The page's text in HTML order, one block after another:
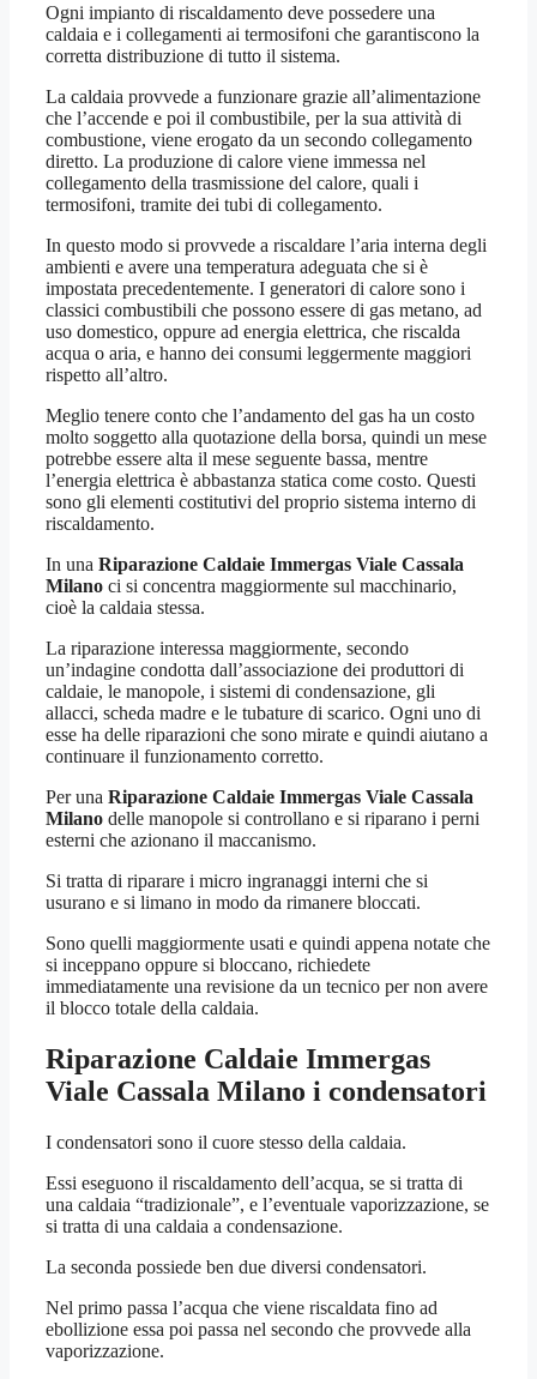
Ogni impianto di riscaldamento deve possedere una
caldaia e i collegamenti ai termosifoni che garantiscono la
corretta distribuzione di tutto il sistema.
La caldaia provvede a funzionare grazie all’alimentazione
che l’accende e poi il combustibile, per la sua attività di
combustione, viene erogato da un secondo collegamento
diretto. La produzione di calore viene immessa nel
collegamento della trasmissione del calore, quali i
termosifoni, tramite dei tubi di collegamento.
In questo modo si provvede a riscaldare l’aria interna degli
ambienti e avere una temperatura adeguata che si è
impostata precedentemente. I generatori di calore sono i
classici combustibili che possono essere di gas metano, ad
uso domestico, oppure ad energia elettrica, che riscalda
acqua o aria, e hanno dei consumi leggermente maggiori
rispetto all’altro.
Meglio tenere conto che l’andamento del gas ha un costo
molto soggetto alla quotazione della borsa, quindi un mese
potrebbe essere alta il mese seguente bassa, mentre
l’energia elettrica è abbastanza statica come costo. Questi
sono gli elementi costitutivi del proprio sistema interno di
riscaldamento.
In una Riparazione Caldaie Immergas Viale Cassala
Milano ci si concentra maggiormente sul macchinario,
cioè la caldaia stessa.
La riparazione interessa maggiormente, secondo
un’indagine condotta dall’associazione dei produttori di
caldaie, le manopole, i sistemi di condensazione, gli
allacci, scheda madre e le tubature di scarico. Ogni uno di
esse ha delle riparazioni che sono mirate e quindi aiutano a
continuare il funzionamento corretto.
Per una Riparazione Caldaie Immergas Viale Cassala
Milano delle manopole si controllano e si riparano i perni
esterni che azionano il maccanismo.
Si tratta di riparare i micro ingranaggi interni che si
usurano e si limano in modo da rimanere bloccati.
Sono quelli maggiormente usati e quindi appena notate che
si inceppano oppure si bloccano, richiedete
immediatamente una revisione da un tecnico per non avere
il blocco totale della caldaia.
Riparazione Caldaie Immergas
Viale Cassala Milano i condensatori
I condensatori sono il cuore stesso della caldaia.
Essi eseguono il riscaldamento dell’acqua, se si tratta di
una caldaia “tradizionale”, e l’eventuale vaporizzazione, se
si tratta di una caldaia a condensazione.
La seconda possiede ben due diversi condensatori.
Nel primo passa l’acqua che viene riscaldata fino ad
ebollizione essa poi passa nel secondo che provvede alla
vaporizzazione.